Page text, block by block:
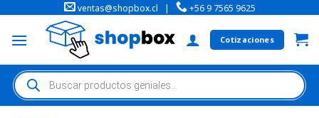
ventas@shopbox.cl | +56 9 7565 9625
Cotizaciones